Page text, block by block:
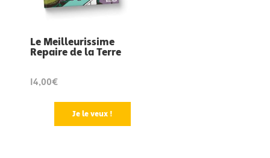
Le Meilleurissime
Repaire de la Terre
14,00€
Je le veux !